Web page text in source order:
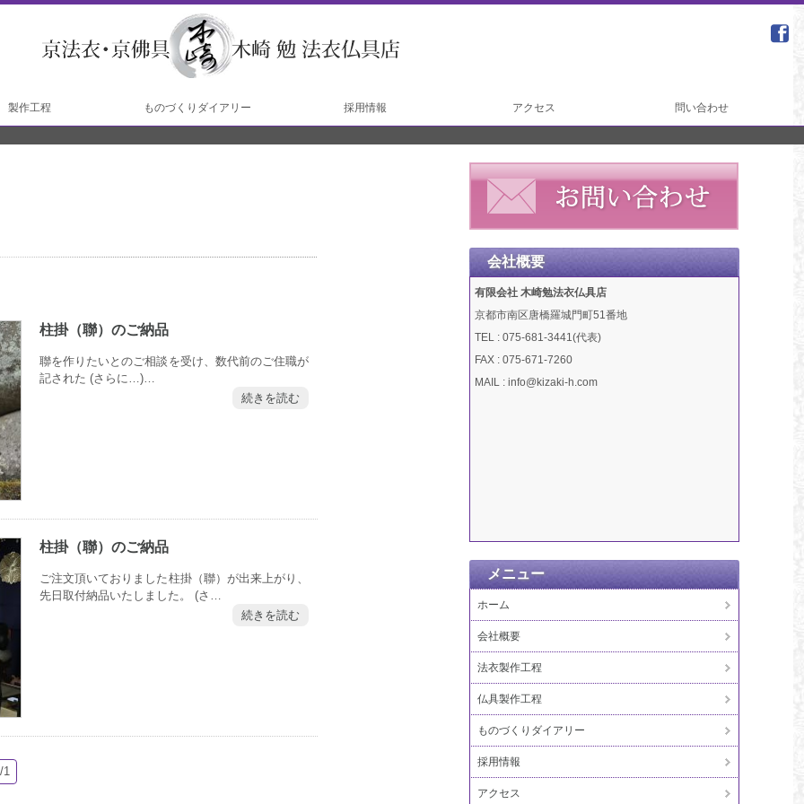
製作工程 ものづくりダイアリー 採用情報 アクセス 問い合わせ
柱掛（聯）のご納品
聯を作りたいとのご相談を受け、数代前のご住職が
記された (さらに…)…
続きを読む
柱掛（聯）のご納品
ご注文頂いておりました柱掛（聯）が出来上がり、
先日取付納品いたしました。 (さ…
続きを読む
会社概要
有限会社 木崎勉法衣仏具店
京都市南区唐橋羅城門町51番地
TEL : 075-681-3441(代表)
FAX : 075-671-7260
MAIL : info@kizaki-h.com
メニュー
ホーム
会社概要
法衣製作工程
仏具製作工程
ものづくりダイアリー
採用情報
アクセス